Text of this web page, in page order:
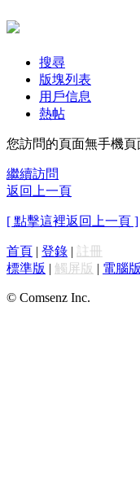
搜尋
版塊列表
用戶信息
熱帖
您訪問的頁面無手機
繼續訪問
返回上一頁
[ 點擊這裡返回上一頁 ]
首頁 | 登錄 | 註冊
標準版 | 觸屏版 | 電腦版
© Comsenz Inc.